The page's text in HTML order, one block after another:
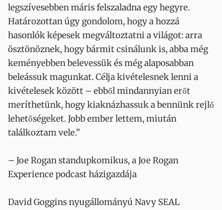
legszívesebben máris felszaladna egy hegyre.
Határozottan úgy gondolom, hogy a hozzá
hasonlók képesek megváltoztatni a világot: arra
ösztönöznek, hogy bármit csinálunk is, abba még
keményebben belevessük és még alaposabban
beleássuk magunkat. Célja kivételesnek lenni a
kivételesek között – ebből mindannyian erőt
meríthetünk, hogy kiaknázhassuk a bennünk rejlő
lehetőségeket. Jobb ember lettem, miután
találkoztam vele.”
– Joe Rogan standupkomikus, a Joe Rogan
Experience podcast házigazdája
David Goggins nyugállományú Navy SEAL